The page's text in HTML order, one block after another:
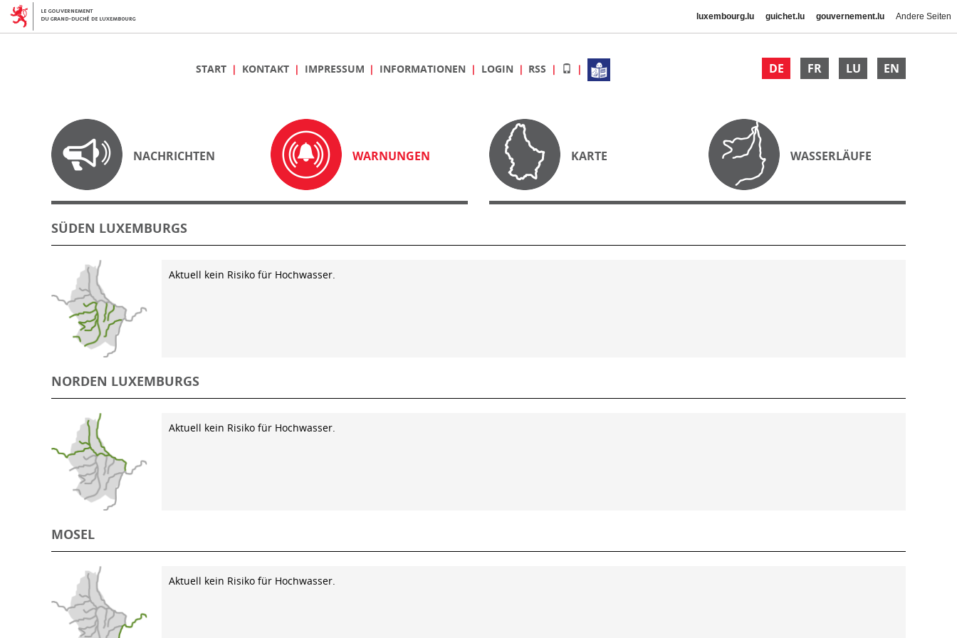
luxembourg.lu guichet.lu gouvernement.lu Andere Seiten
DE FR LU EN
START KONTAKT IMPRESSUM INFORMATIONEN LOGIN RSS
NACHRICHTEN WARNUNGEN KARTE WASSERLÄUFE
SÜDEN LUXEMBURGS
Aktuell kein Risiko für Hochwasser.
NORDEN LUXEMBURGS
Aktuell kein Risiko für Hochwasser.
MOSEL
Aktuell kein Risiko für Hochwasser.